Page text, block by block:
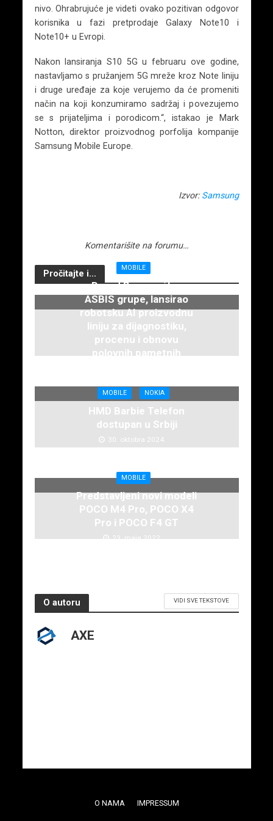
nivo. Ohrabrujuće je videti ovako pozitivan odgovor
korisnika u fazi pretprodaje Galaxy Note10 i
Note10+ u Evropi.
Nakon lansiranja S10 5G u februaru ove godine,
nastavljamo s pružanjem 5G mreže kroz Note liniju
i druge uređaje za koje verujemo da će promeniti
način na koji konzumiramo sadržaj i povezujemo
se s prijateljima i porodicom.“, istakao je Mark
Notton, direktor proizvodnog porfolija kompanije
Samsung Mobile Europe.
Izvor: Samsung
Komentarišite na forumu…
Pročitajte i...
MOBILE
Brend Breezy, član
ASBIS grupe, lansirao
robotsku AI proizvodnu
liniju za dijagnostiku,
procenu i obnovu
polovnih pametnih
MOBILE NOKIA
HMD Barbie Telefon
dostupan u Srbiji
30. oktobra 2024.
MOBILE
Predstavljeni novi modeli
POCO M4 Pro, POCO X4
Pro i POCO F4 GT
23. maja 2022.
O autoru VIDI SVE TEKSTOVE
AXE
O NAMA IMPRESSUM